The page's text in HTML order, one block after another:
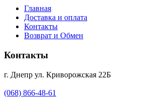
Главная
Доставка и оплата
Контакты
Возврат и Обмен
Контакты
г. Днепр ул. Криворожская 22Б
(068) 866-48-61